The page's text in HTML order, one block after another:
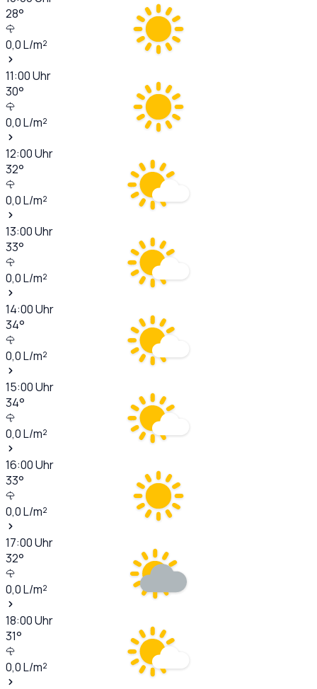
28°
0,0L/m²
11:00Uhr
30°
0,0L/m²
12:00Uhr
32°
0,0L/m²
13:00Uhr
33°
0,0L/m²
14:00Uhr
34°
0,0L/m²
15:00Uhr
34°
0,0L/m²
16:00Uhr
33°
0,0L/m²
17:00Uhr
32°
0,0L/m²
18:00Uhr
31°
0,0L/m²